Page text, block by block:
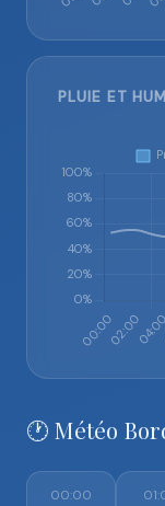
PLUIE ET
🕐 Météo
00:00